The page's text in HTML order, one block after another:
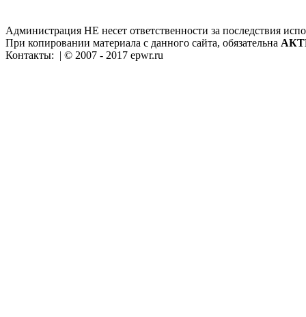
Администрация НЕ несет ответственности за последствия
При копировании материала с данного сайта, обязательна
Контакты: | © 2007 - 2017 epwr.ru